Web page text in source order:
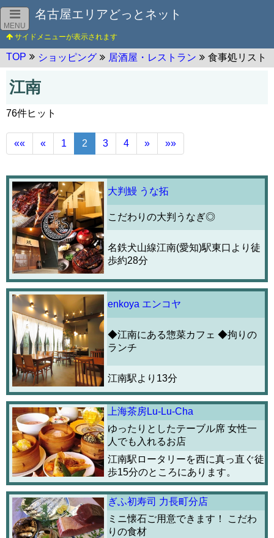
MENU
名古屋エリアどっとネット
TOP ショッピング 居酒屋・レストラン 食事処リスト
江南
76件ヒット
«« « 1 2 3 4 » »»
大判鰻 うな拓
こだわりの大判うなぎ◎
名鉄犬山線江南(愛知)駅東口より徒
歩約28分
enkoya エンコヤ
◆江南にある惣菜カフェ ◆拘りの
ランチ
江南駅より13分
上海茶房Lu-Lu-Cha
ゆったりとしたテーブル席 女性一
人でも入れるお店
江南駅ロータリーを西に真っ直ぐ徒
歩15分のところにあります。
ぎふ初寿司 力長町分店
ミニ懐石ご用意できます！ こだわ
りの食材